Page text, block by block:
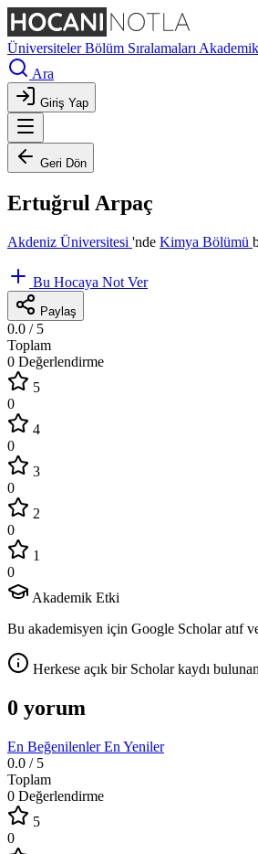
ÜniversitelerBölüm Sıralamaları
Ara
Giriş Yap
Geri Dön
Ertuğrul Arpaç
Akdeniz Üniversitesi 'nde Kimya Bölümü
Bu Hocaya Not Ver
Paylaş
0.0 / 5
Toplam
0 Değerlendirme
5
0
4
0
3
0
2
0
1
0
Akademik Etki
Bu akademisyen için Google Scholar atıf
Herkese açık bir Scholar kaydı
0 yorum
En BeğenilenlerEn Yeniler
0.0 / 5
Toplam
0 Değerlendirme
5
0